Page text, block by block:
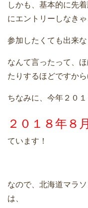
しかも、基本的に先
にエントリーしなきゃ
参加したくても出来
なんて言ったって、
たりするほどですか
ちなみに、今年２０
２０１８年８
ています！
なので、北海道マラ
は、